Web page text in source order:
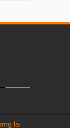
lai